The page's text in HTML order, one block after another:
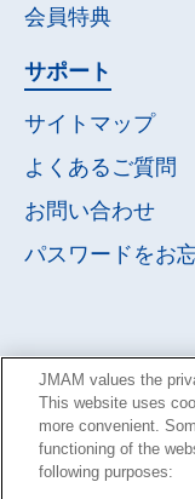
会員特典
サポート
サイトマップ
よくあるご質問
お問い合わせ
パスワードをお
JMAM values the
This website uses
more convenient.
functioning of the
following purposes: